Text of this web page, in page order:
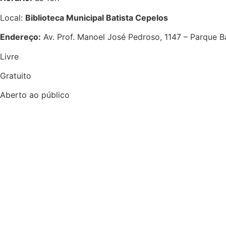
Local: Biblioteca Municipal Batista Cepelos
Endereço: Av. Prof. Manoel José Pedroso, 1147 – Parque
Livre
Gratuito
Aberto ao público